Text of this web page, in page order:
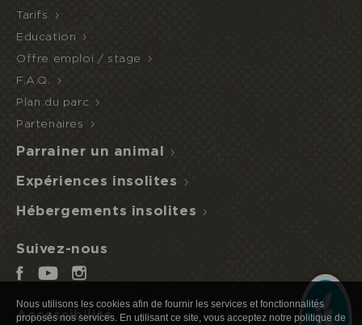
Tarifs
Education
Offre emploi / stage
F.A.Q.
Plan du parc
Partenaires
Parrainer un animal
Expériences insolites
Hébergements insolites
Suivez-nous
Accessibilité
ECOPARC
Je réserve ou offre un séjour
Nous utilisons les cookies afin de fournir les services et fonctionnalités
proposés nos services. En utilisant ce site, vous acceptez notre politique de